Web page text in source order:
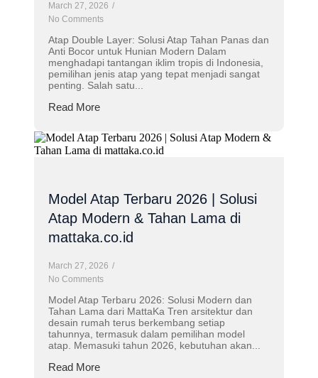
March 27, 2026 /
No Comments
Atap Double Layer: Solusi Atap Tahan Panas dan
Anti Bocor untuk Hunian Modern Dalam
menghadapi tantangan iklim tropis di Indonesia,
pemilihan jenis atap yang tepat menjadi sangat
penting. Salah satu...
Read More
Model Atap Terbaru 2026 | Solusi
Atap Modern & Tahan Lama di
mattaka.co.id
March 27, 2026 /
No Comments
Model Atap Terbaru 2026: Solusi Modern dan
Tahan Lama dari MattaKa Tren arsitektur dan
desain rumah terus berkembang setiap
tahunnya, termasuk dalam pemilihan model
atap. Memasuki tahun 2026, kebutuhan akan...
Read More